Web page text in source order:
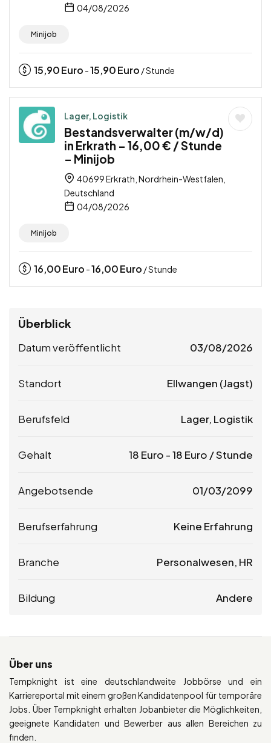
04/08/2026
Minijob
15,90Euro -15,90Euro / Stunde
Lager, Logistik
Bestandsverwalter (m/w/d)
in Erkrath – 16,00 € / Stunde
– Minijob
40699 Erkrath, Nordrhein-Westfalen,
Deutschland
04/08/2026
Minijob
16,00Euro -16,00Euro / Stunde
Überblick
Datum veröffentlicht 03/08/2026
Standort Ellwangen (Jagst)
Berufsfeld Lager, Logistik
Gehalt 18 Euro -18 Euro / Stunde
Angebotsende 01/03/2099
Berufserfahrung Keine Erfahrung
Branche Personalwesen, HR
Bildung Andere
Über uns
Tempknight ist eine deutschlandweite Jobbörse und ein
Karriereportal mit einem großen Kandidatenpool für temporäre
Jobs. Über Tempknight erhalten Jobanbieter die Möglichkeiten,
geeignete Kandidaten und Bewerber aus allen Bereichen zu
finden.